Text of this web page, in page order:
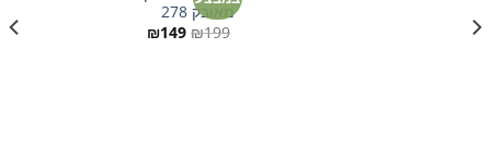
למועדפים מאובק 278
₪199 המחיר
המקורי
₪149 המחיר
הנוכחי